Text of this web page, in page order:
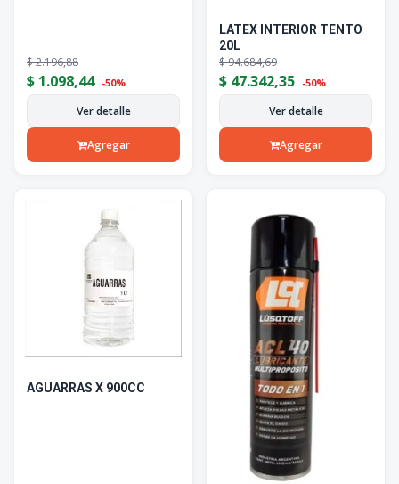
$2.196,88
$ 1.098,44 -50%
Ver detalle
Agregar
LATEX INTERIOR TENTO
20L
$94.684,69
$ 47.342,35 -50%
Ver detalle
Agregar
AGUARRAS X 900CC